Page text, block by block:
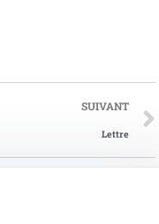
SUIVANT
Lettre